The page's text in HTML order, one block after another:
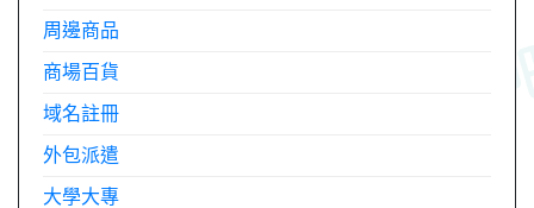
周邊商品
商場百貨
域名註冊
外包派遣
大學大專